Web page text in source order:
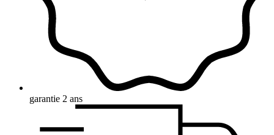
garantie 2 ans